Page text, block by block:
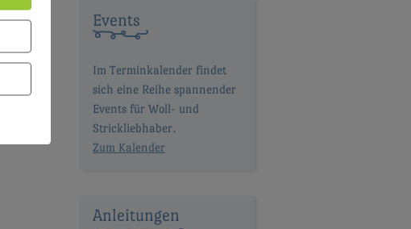
Events
Im Terminkalender findet
sich eine Reihe spannender
Events für Woll- und
Strickliebhaber.
Zum Kalender
Anleitungen